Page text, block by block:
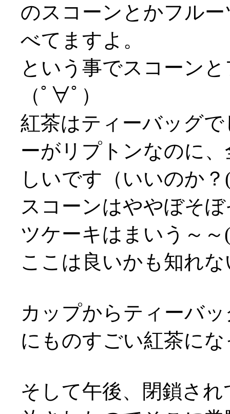
のスコーンとかフル
べてますよ。
という事でスコーン
（ﾟ∀ﾟ）
紅茶はティーバッグ
ーがリプトンなのに
しいです（いいのか
スコーンはややぼそ
ツケーキはまいう～
ここは良いかも知れな
カップからティーバ
にものすごい紅茶に
そして午後、閉鎖さ